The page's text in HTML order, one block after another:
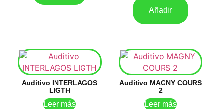
Añadir
Auditivo INTERLAGOS
LIGTH
Leer más
Auditivo MAGNY COURS
2
Leer más